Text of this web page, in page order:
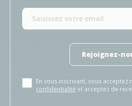
Rejoignez-
En vous inscrivant, vous acceptez
confidentialité et acceptez de